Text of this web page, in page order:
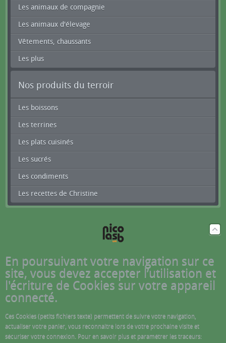
Les animaux de compagnie
Les animaux d'élevage
Vêtements, chaussants
Les plus
Nos produits du terroir
Les boissons
Les terrines
Les plats cuisinés
Les sucrés
Les condiments
Les recettes de Christine
En poursuivant votre navigation sur ce
site, vous devez accepter l’utilisation et
l'écriture de Cookies sur votre appareil
connecté.
Ces Cookies (petits fichiers texte) permettent de suivre votre navigation,
actualiser votre panier, vous reconnaitre lors de votre prochaine visite et
sécuriser votre connexion. Pour en savoir plus et paramétrer les traceurs: